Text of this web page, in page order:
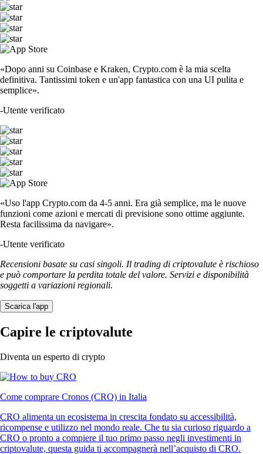
«Dopo anni su Coinbase e Kraken, Crypto.com è la mia scelta
definitiva. Tantissimi token e un'app fantastica con una UI pulita e
semplice».
-Utente verificato
«Uso l'app Crypto.com da 4-5 anni. Era già semplice, ma le nuove
funzioni come azioni e mercati di previsione sono ottime aggiunte.
Resta facilissima da navigare».
-Utente verificato
Recensioni basate su casi singoli. Il trading di criptovalute è rischioso
e può comportare la perdita totale del valore. Servizi e disponibilità
soggetti a variazioni regionali.
Scarica l'app
Capire le criptovalute
Diventa un esperto di crypto
Come comprare Cronos (CRO) in Italia
CRO alimenta un ecosistema in crescita fondato su accessibilità,
ricompense e utilizzo nel mondo reale. Che tu sia curioso riguardo a
CRO o pronto a compiere il tuo primo passo negli investimenti in
criptovalute, questa guida ti accompagnerà nell’acquisto di CRO.